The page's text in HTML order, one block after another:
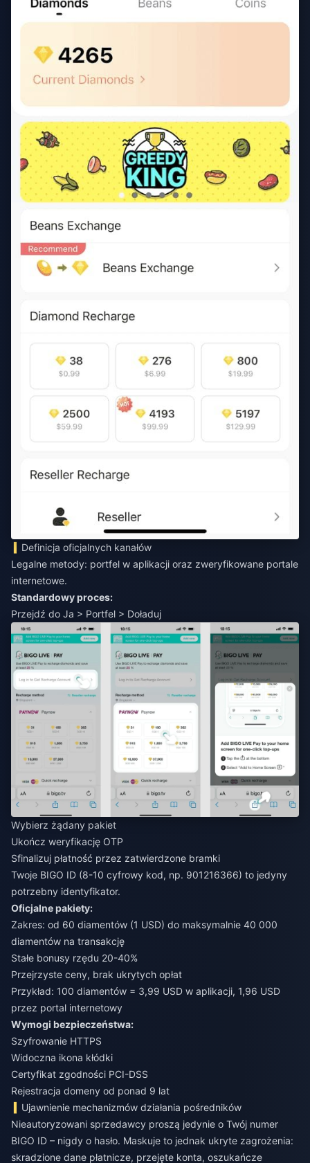
Definicja oficjalnych kanałów
Legalne metody: portfel w aplikacji oraz zweryfikowane portale
internetowe.
Standardowy proces:
Przejdź do Ja > Portfel > Doładuj
Wybierz żądany pakiet
Ukończ weryfikację OTP
Sfinalizuj płatność przez zatwierdzone bramki
Twoje BIGO ID (8-10 cyfrowy kod, np. 901216366) to jedyny
potrzebny identyfikator.
Oficjalne pakiety:
Zakres: od 60 diamentów (1 USD) do maksymalnie 40 000
diamentów na transakcję
Stałe bonusy rzędu 20-40%
Przejrzyste ceny, brak ukrytych opłat
Przykład: 100 diamentów = 3,99 USD w aplikacji, 1,96 USD
przez portal internetowy
Wymogi bezpieczeństwa:
Szyfrowanie HTTPS
Widoczna ikona kłódki
Certyfikat zgodności PCI-DSS
Rejestracja domeny od ponad 9 lat
Ujawnienie mechanizmów działania pośredników
Nieautoryzowani sprzedawcy proszą jedynie o Twój numer
BIGO ID – nigdy o hasło. Maskuje to jednak ukryte zagrożenia:
skradzione dane płatnicze, przejęte konta, oszukańcze